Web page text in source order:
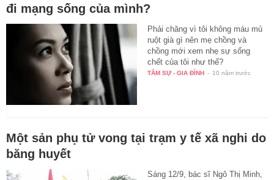
đi mạng sống của mình?
Phải chăng vì tôi không máu mủ
ruột già gì nên mẹ chồng và
chồng mới xem nhẹ sự sống
chết của tôi như thế?
TÂM SỰ - GIA ĐÌNH - 10 năm trước
Một sản phụ tử vong tại trạm y tế xã nghi do
băng huyết
Sáng 12/9, bác sĩ Ngô Thị Minh,